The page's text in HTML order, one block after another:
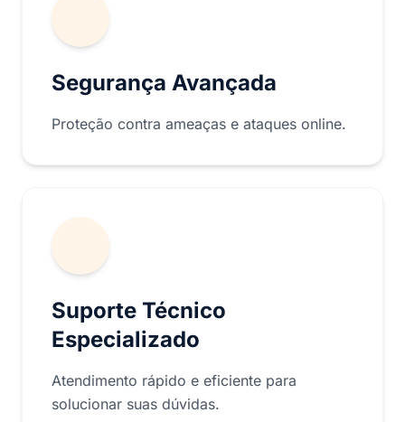
Segurança Avançada
Proteção contra ameaças e ataques online.
Suporte Técnico
Especializado
Atendimento rápido e eficiente para
solucionar suas dúvidas.